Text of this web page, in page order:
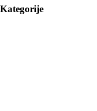
Kategorije